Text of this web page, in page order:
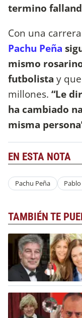
termino
Con una
Pachu Peña
mismo
futbolista y
millones. “Le
ha cambiado
misma
EN ESTA NOTA
Pachu Peña
TAMBIÉN TE